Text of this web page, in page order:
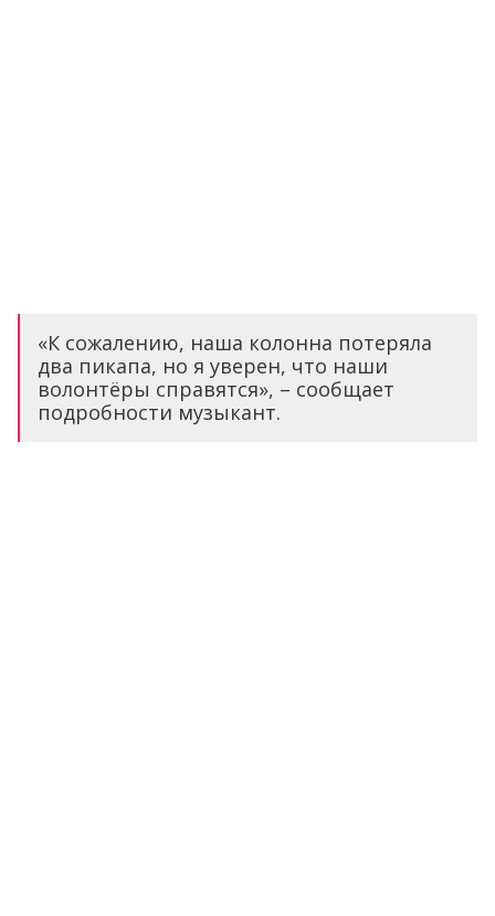
«К сожалению, наша колонна потеряла
два пикапа, но я уверен, что наши
волонтёры справятся», – сообщает
подробности музыкант.